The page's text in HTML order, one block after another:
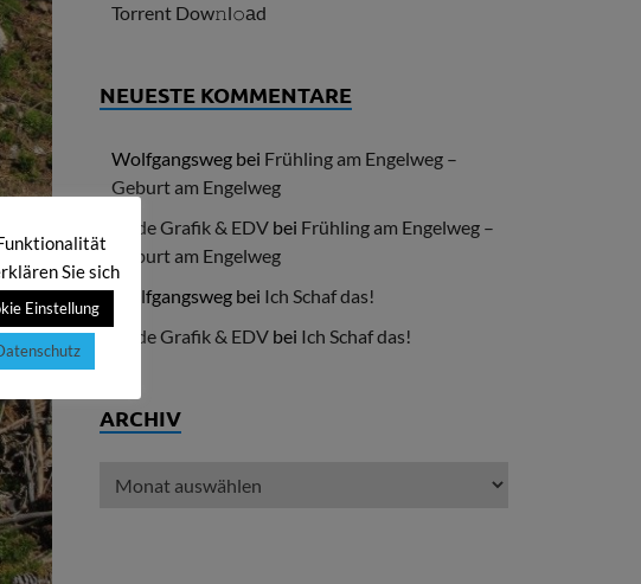
Torrent Dow𝚗l𝚘аd
NEUESTE KOMMENTARE
Wolfgangsweg bei Frühling am Engelweg –
Geburt am Engelweg
Göde Grafik & EDV bei Frühling am Engelweg –
Geburt am Engelweg
Wolfgangsweg bei Ich Schaf das!
Göde Grafik & EDV bei Ich Schaf das!
ARCHIV
Sie sich
Einstellung